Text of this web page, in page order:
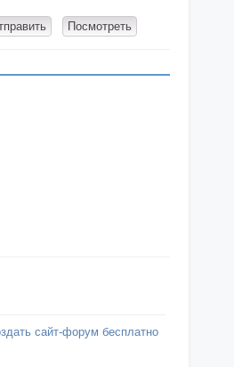
сайт-форум бесплатно